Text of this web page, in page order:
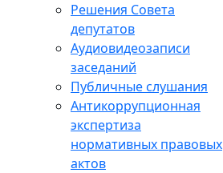
Решения Совета
депутатов
Аудиовидеозаписи
заседаний
Публичные слушания
Антикоррупционная
экспертиза
нормативных правовых
актов